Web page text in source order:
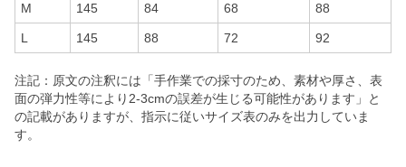
M 145 84 68 88
L 145 88 72 92
注記：原文の注釈には「手作業での採寸のため、素材や厚さ、表
面の弾力性等により2-3cmの誤差が生じる可能性があります」と
の記載がありますが、指示に従いサイズ表のみを出力していま
す。